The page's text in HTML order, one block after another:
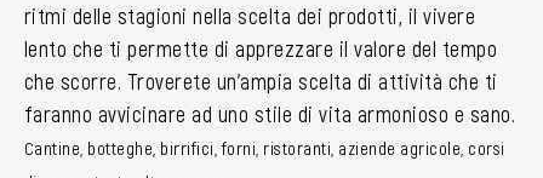
ritmi delle stagioni nella scelta dei prodotti, il vivere
lento che ti permette di apprezzare il valore del tempo
che scorre. Troverete un’ampia scelta di attività che ti
faranno avvicinare ad uno stile di vita armonioso e sano.
Cantine, botteghe, birrifici, forni, ristoranti, aziende agricole, corsi